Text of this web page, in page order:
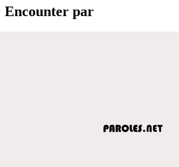
Encounter par